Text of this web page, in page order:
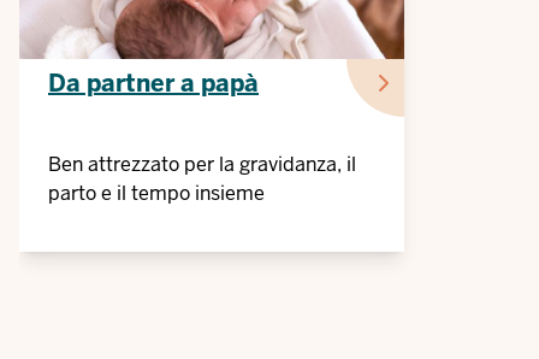
Da partner a papà
Ben attrezzato per la gravidanza, il
parto e il tempo insieme